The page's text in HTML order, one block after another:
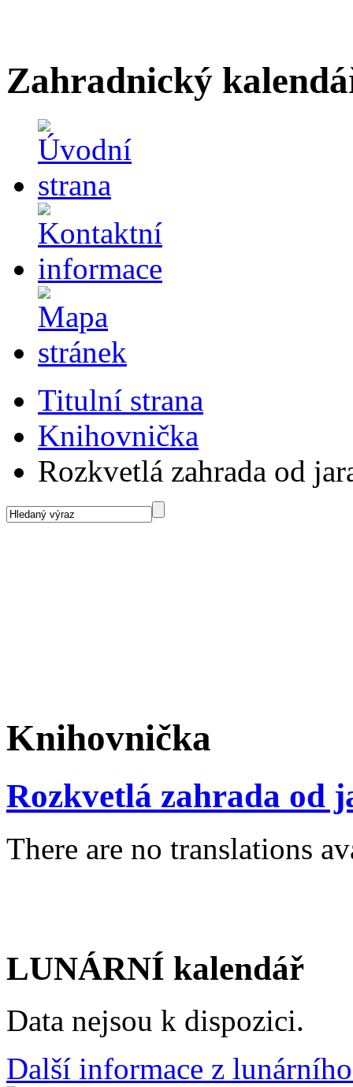
Zahradnický
Titulní strana
Knihovnička
Rozkvetlá zahrada od
Knihovnička
Rozkvetlá zahrada od
There are no translations
LUNÁRNÍ kalendář
Data nejsou k dispozici.
Další informace z